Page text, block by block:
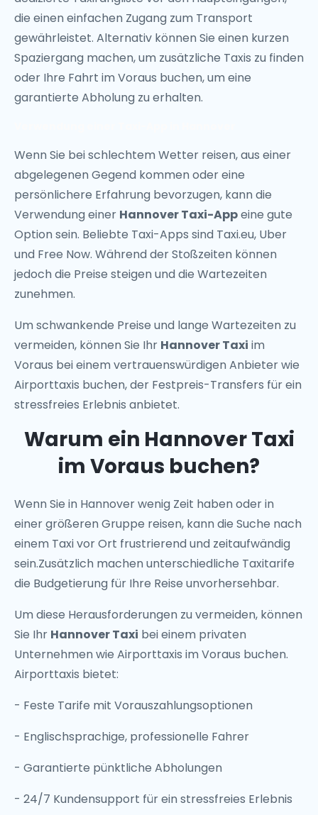
die einen einfachen Zugang zum Transport
gewährleistet. Alternativ können Sie einen kurzen
Spaziergang machen, um zusätzliche Taxis zu finden
oder Ihre Fahrt im Voraus buchen, um eine
garantierte Abholung zu erhalten.
Wenn Sie bei schlechtem Wetter reisen, aus einer
abgelegenen Gegend kommen oder eine
persönlichere Erfahrung bevorzugen, kann die
Verwendung einer Hannover Taxi-Appeine gute
Option sein. Beliebte Taxi-Apps sind Taxi.eu, Uber
und Free Now. Während der Stoßzeiten können
jedoch die Preise steigen und die Wartezeiten
zunehmen.
Um schwankende Preise und lange Wartezeiten zu
vermeiden, können Sie Ihr Hannover Taxi im
Voraus bei einem vertrauenswürdigen Anbieter wie
Airporttaxis buchen, der Festpreis-Transfers für ein
stressfreies Erlebnis anbietet.
Warum ein Hannover Taxi
im Voraus buchen?
Wenn Sie in Hannover wenig Zeit haben oder in
einer größeren Gruppe reisen, kann die Suche nach
einem Taxi vor Ort frustrierend und zeitaufwändig
sein.Zusätzlich machen unterschiedliche Taxitarife
die Budgetierung für Ihre Reise unvorhersehbar.
Um diese Herausforderungen zu vermeiden, können
Sie Ihr Hannover Taxi bei einem privaten
Unternehmen wie Airporttaxis im Voraus buchen.
Airporttaxis bietet:
- Feste Tarife mit Vorauszahlungsoptionen
- Englischsprachige, professionelle Fahrer
- Garantierte pünktliche Abholungen
- 24/7 Kundensupport für ein stressfreies Erlebnis